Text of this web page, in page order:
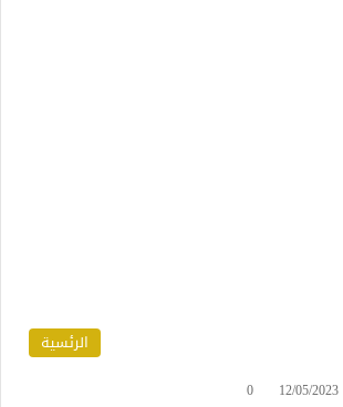
الرئسية
12/05/2023
0